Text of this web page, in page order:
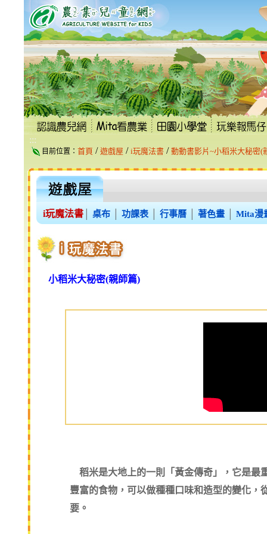
到
主
要
內
容
區
塊
:::
目前位置： 首頁 / 遊戲屋 / i玩魔法書 / 動動書影片~小稻米大秘密(
i玩魔法書 桌布 功課表 行事曆 著色畫 Mita漫
小稻米大秘密(親師篇)
稻米是大地上的一則「黃金傳奇」，它是最
豐富的食物，可以做種種口味和造型的變化，
要。